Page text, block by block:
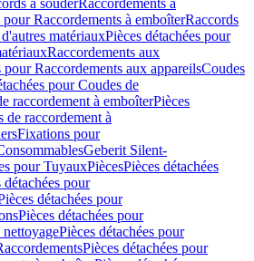
à souderRaccordements à
pour Raccordements à emboîterRaccords
matériauxPièces détachées pour
Raccordements aux
pour Raccordements aux appareilsCoudes
pour Coudes de
raccordement à emboîterPièces
de raccordement à
Fixations pour
Geberit Silent-
pour TuyauxPiècesPièces détachées
détachées pour
détachées pour
Pièces détachées pour
Pièces détachées pour
Pièces détachées pour